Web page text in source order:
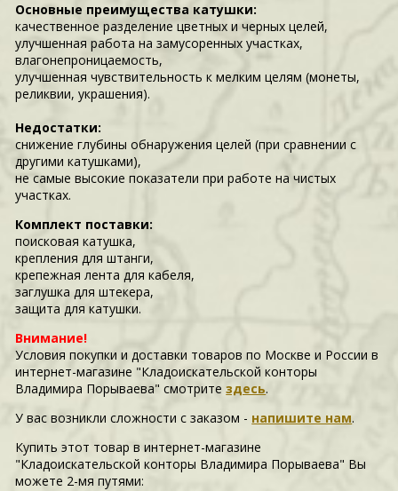
Основные преимущества катушки:
качественное разделение цветных и черных целей,
улучшенная работа на замусоренных участках,
влагонепроницаемость,
улучшенная чувствительность к мелким целям (монеты,
реликвии, украшения).
Недостатки:
снижение глубины обнаружения целей (при сравнении с
другими катушками),
не самые высокие показатели при работе на чистых
участках.
Комплект поставки:
поисковая катушка,
крепления для штанги,
крепежная лента для кабеля,
заглушка для штекера,
защита для катушки.
Внимание!
Условия покупки и доставки товаров по Москве и России в
интернет-магазине "Кладоискательской конторы
Владимира Порываева" смотритездесь.
У вас возникли сложности c заказом - напишите нам.
Купить этот товар в интернет-магазине
"Кладоискательской конторы Владимира Порываева" Вы
можете 2-мя путями: